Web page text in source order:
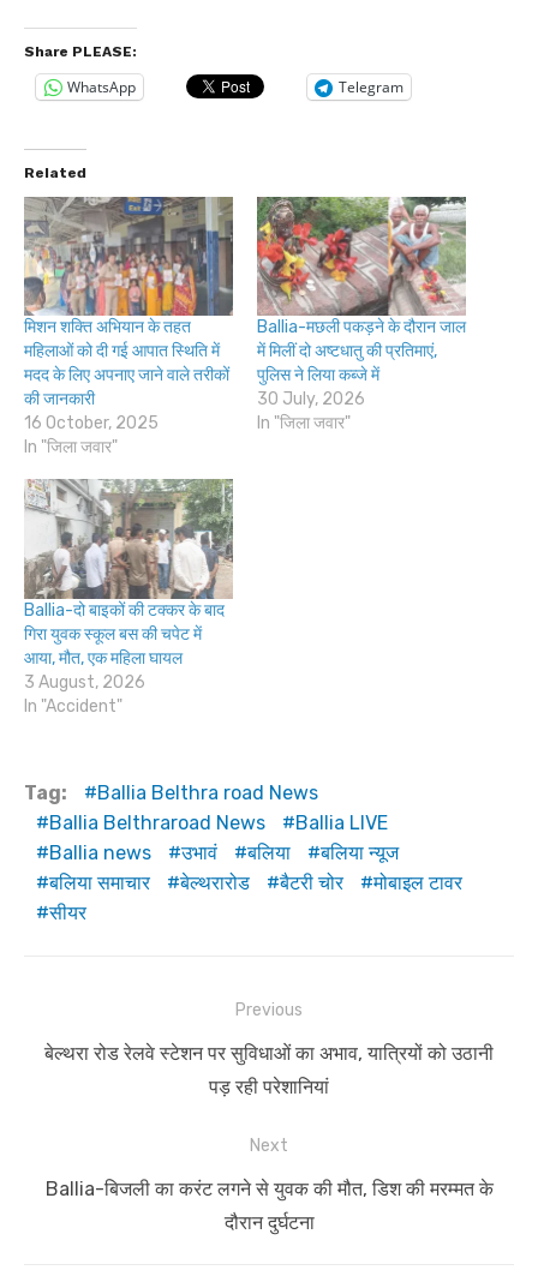
Share PLEASE:
WhatsApp Telegram
Related
मिशन शक्ति अभियान के तहत
महिलाओं को दी गई आपात स्थिति में
मदद के लिए अपनाए जाने वाले तरीकों
की जानकारी
16 October, 2025
In "जिला जवार"
Ballia-मछली पकड़ने के दौरान जाल
में मिलीं दो अष्टधातु की प्रतिमाएं,
पुलिस ने लिया कब्जे में
30 July, 2026
In "जिला जवार"
Ballia-दो बाइकों की टक्कर के बाद
गिरा युवक स्कूल बस की चपेट में
आया, मौत, एक महिला घायल
3 August, 2026
In "Accident"
Tag:
Ballia Belthra road News
Ballia Belthraroad News
Ballia LIVE
Ballia news
उभावं बलिया
बलिया न्यूज
बलिया समाचार
बेल्थरारोड बैटरी चोर
मोबाइल टावर
सीयर
navigation
Previous
Previous
बेल्थरा रोड रेलवे स्टेशन पर सुविधाओं का अभाव, यात्रियों को उठानी
पड़ रही परेशानियां
Next
Next
Ballia-बिजली का करंट लगने से युवक की मौत, डिश की मरम्मत के
दौरान दुर्घटना